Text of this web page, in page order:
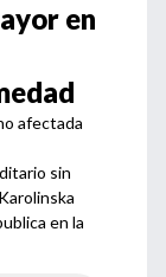
en
afectada
sin
en la